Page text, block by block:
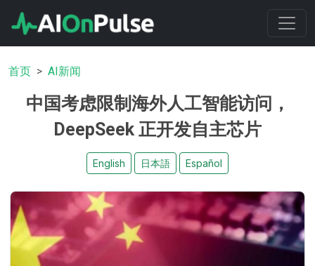
首页 AI新闻
中国考虑限制海外人工智能访问，
DeepSeek 正开发自主芯片
English 日本語 Español